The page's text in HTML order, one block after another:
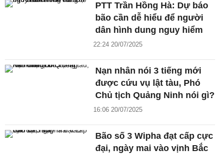
PTT Trần Hồng Hà: Dự báo
bão cần dễ hiểu để người
dân hình dung nguy hiểm
22:24 20/07/2025
Nạn nhân nói 3 tiếng mới
được cứu vụ lật tàu, Phó
Chủ tịch Quảng Ninh nói gì?
16:06 20/07/2025
Bão số 3 Wipha đạt cấp cực
đại, ngày mai vào vịnh Bắc